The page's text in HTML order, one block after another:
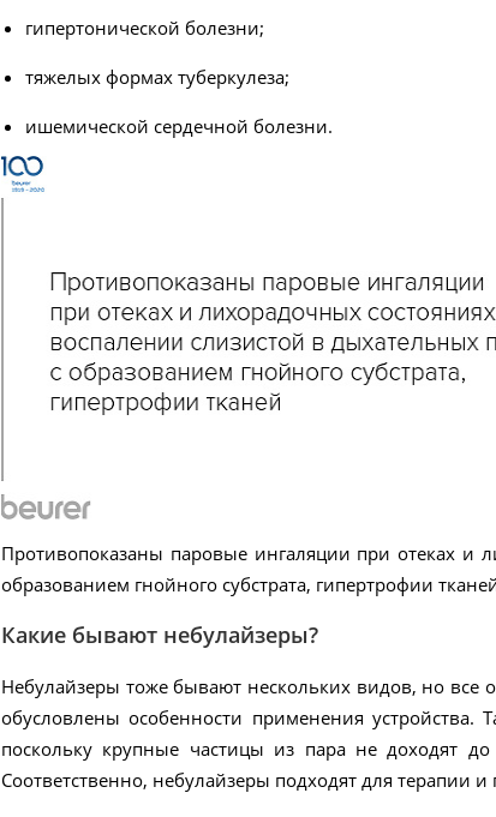
гипертонической болезни;
тяжелых формах туберкулеза;
ишемической сердечной болезни.
Противопоказаны паровые ингаляции при отеках и
образованием гнойного субстрата, гипертрофии
Какие бывают небулайзеры?
Небулайзеры тоже бывают нескольких видов, но все
обусловлены особенности применения
поскольку крупные частицы из пара не доходят
Соответственно, небулайзеры подходят для терапии